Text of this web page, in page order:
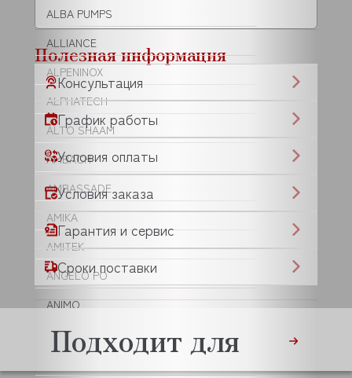
ALBA PUMPS
ALLIANCE
ALPENINOX
ALPHATECH
ALTO SHAAM
AMBACH
AMBASSADE
AMIKA
AMITEK
ANGELO PO
ANIMO
ANKO
Полезная информация
Консультация
График работы
Условия оплаты
Условия заказа
Гарантия и сервис
Сроки поставки
Подходит для